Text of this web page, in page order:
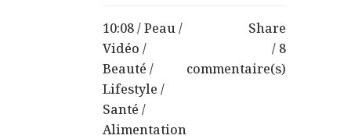
10:08 /Peau/
Vidéo /
Beauté /
Lifestyle /
Santé /
Alimentation
Share
8
commentaire(s)